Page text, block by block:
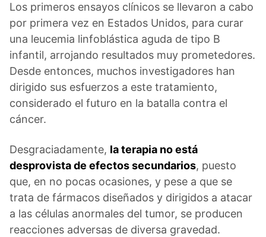
Los primeros ensayos clínicos se llevaron a cabo
por primera vez en Estados Unidos, para curar
una leucemia linfoblástica aguda de tipo B
infantil, arrojando resultados muy prometedores.
Desde entonces, muchos investigadores han
dirigido sus esfuerzos a este tratamiento,
considerado el futuro en la batalla contra el
cáncer.
Desgraciadamente, la terapia no está
desprovista de efectos secundarios, puesto
que, en no pocas ocasiones, y pese a que se
trata de fármacos diseñados y dirigidos a atacar
a las células anormales del tumor, se producen
reacciones adversas de diversa gravedad.